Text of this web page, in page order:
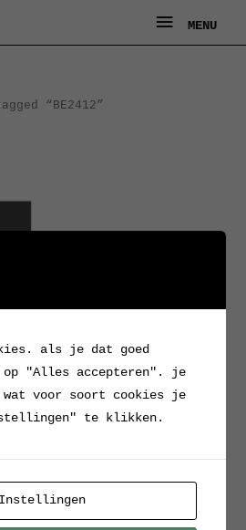
MENU
MENU
“BE2412”
als je dat goed
"Alles accepteren". je
wat voor soort cookies je
te klikken.
Instellingen